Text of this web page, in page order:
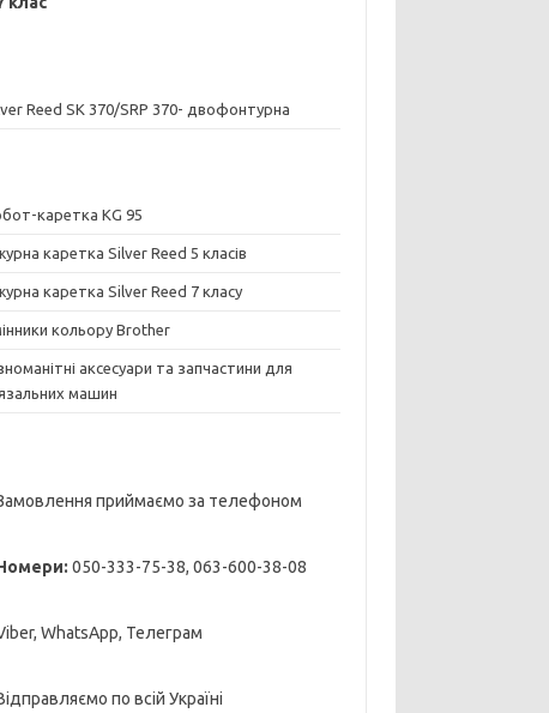
Reed SK 370/SRP 370- двофонтурна
каретка KG 95
каретка Silver Reed 5 класів
каретка Silver Reed 7 класу
кольору Brother
аксесуари та запчастини для
машин
приймаємо за телефоном
050-333-75-38, 063-600-38-08
WhatsApp, Телеграм
по всій Україні